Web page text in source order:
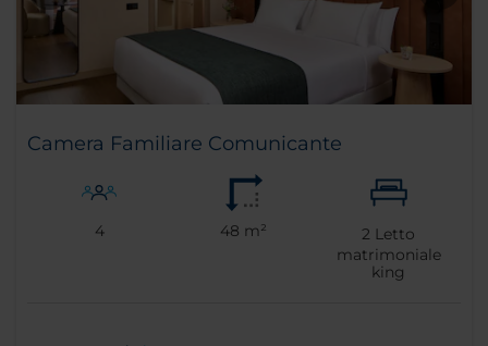
Camera Familiare Comunicante
4 48 m² 2 Letto
matrimoniale
king